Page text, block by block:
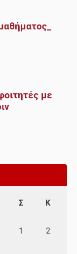
με
Σ Κ
1 2